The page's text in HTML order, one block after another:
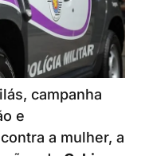
campanha
e
a mulher, a